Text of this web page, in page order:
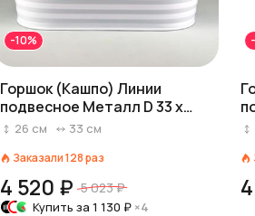
-10%
Горшок (Кашпо) Линии
подвесное Металл D 33 x
16,5 см H 14/26 см Белый
26 см 33 см
Заказали128раз
4 520 ₽ 5 023 ₽
Купить за 1 130 ₽ ×4